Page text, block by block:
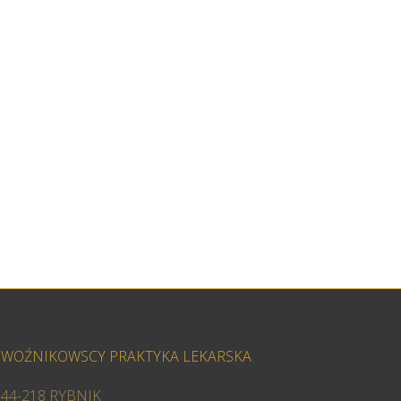
WOŹNIKOWSCY PRAKTYKA LEKARSKA
44-218 RYBNIK